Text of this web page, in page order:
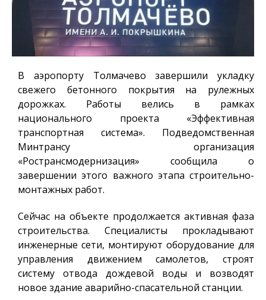
В аэропорту Толмачево завершили укладку
свежего бетонного покрытия на рулежных
дорожках. Работы велись в рамках
национального проекта «Эффективная
транспортная система». Подведомственная
Минтрансу организация
«Ространсмодернизация» сообщила о
завершении этого важного этапа строительно-
монтажных работ.
Сейчас на объекте продолжается активная фаза
строительства. Специалисты прокладывают
инженерные сети, монтируют оборудование для
управления движением самолетов, строят
систему отвода дождевой воды и возводят
новое здание аварийно-спасательной станции.